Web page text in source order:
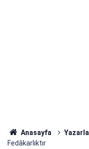
Anasayfa
Fedâkarlıktır